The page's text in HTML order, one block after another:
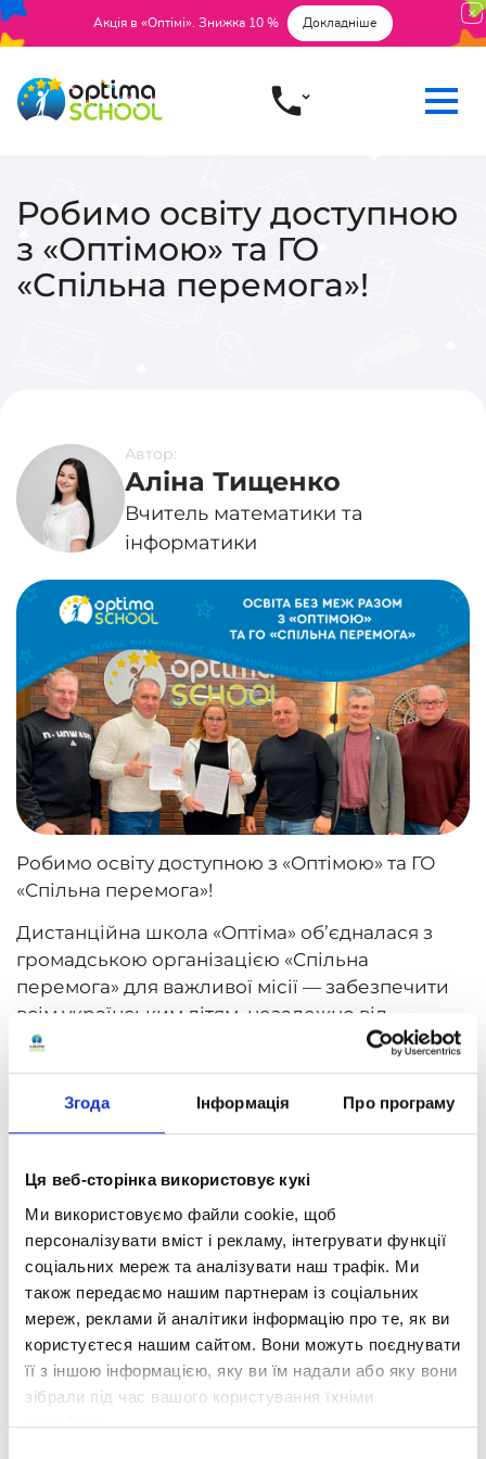
Згода Інформація Про програму
Ця веб-сторінка використовує кукі
Ми використовуємо файли cookie, щоб
персоналізувати вміст і рекламу, інтегрувати функції
соціальних мереж та аналізувати наш трафік. Ми
також передаємо нашим партнерам із соціальних
мереж, реклами й аналітики інформацію про те, як ви
користуєтеся нашим сайтом. Вони можуть поєднувати
її з іншою інформацією, яку ви їм надали або яку вони
зібрали під час вашого користування їхніми
службами.
Акція в «Оптімі». Знижка 10 % Докладніше
Робимо освіту доступною
з «Оптімою» та ГО
«Спільна перемога»!
Автор:
Аліна Тищенко
Вчитель математики та
інформатики
Робимо освіту доступною з «Оптімою» та ГО
«Спільна перемога»!
Дистанційна школа «Оптіма» обʼєдналася з
громадською організацією «Спільна
перемога» для важливої місії — забезпечити
всім українським дітям, незалежно від
обставин, рівний та простий доступ до якісної
освіти.
Ця співпраця стане новим кроком у розвитку
освіти, адже передбачає:
Освітні програми для життя.
Разом ми розвиваємо в дітей фінансову
грамотність і підприємницькі навички.
Натхнення через знання.
Організовуємо тренінги, лекції,
конференції та культурні заходи.
Підтримка талантів.
Ми надаємо стипендії та спеціальні
заохочення учням, які прагнуть досягти